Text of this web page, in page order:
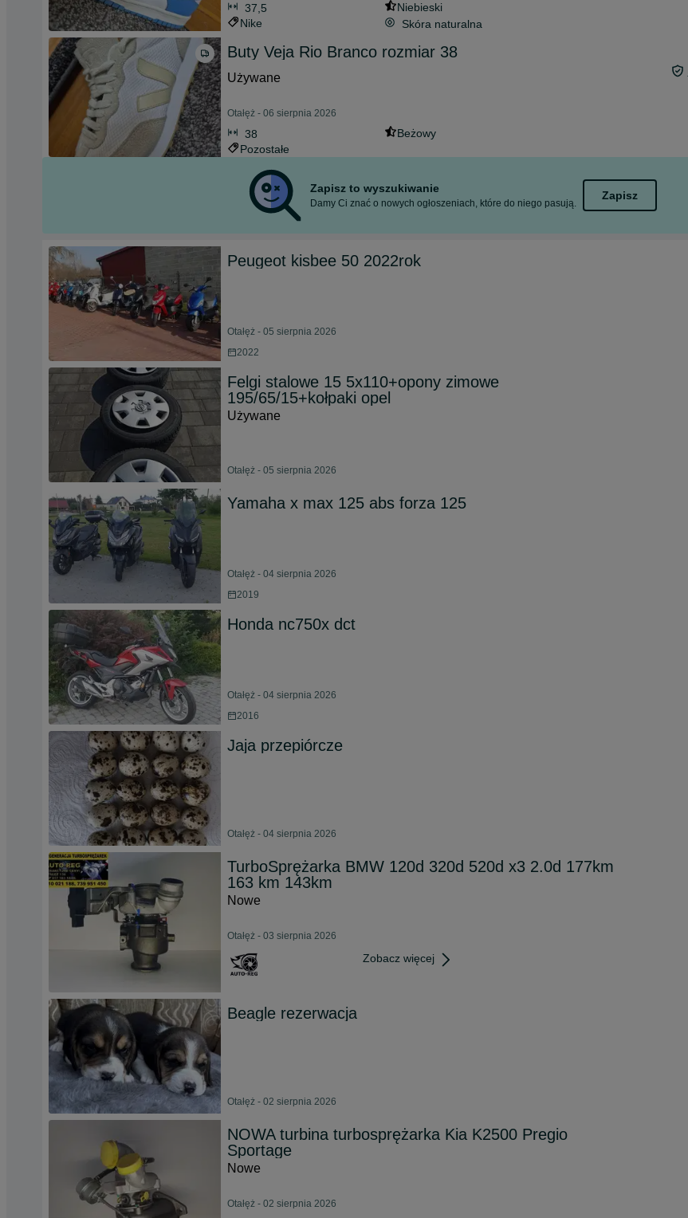
37,5
Niebieski
Nike
Skóra naturalna
Buty Veja Rio Branco rozmiar 38
Używane
Otałęż - 06 sierpnia 2026
38
Beżowy
Pozostałe
Zapisz to wyszukiwanie
Damy Ci znać o nowych ogłoszeniach, które do niego pasują.
Zapisz
Peugeot kisbee 50 2022rok
Otałęż - 05 sierpnia 2026
2022
Felgi stalowe 15 5x110+opony zimowe
195/65/15+kołpaki opel
Używane
Otałęż - 05 sierpnia 2026
Yamaha x max 125 abs forza 125
Otałęż - 04 sierpnia 2026
2019
Honda nc750x dct
Otałęż - 04 sierpnia 2026
2016
Jaja przepiórcze
Otałęż - 04 sierpnia 2026
TurboSprężarka BMW 120d 320d 520d x3 2.0d 177km
163 km 143km
Nowe
Otałęż - 03 sierpnia 2026
Zobacz więcej
Beagle rezerwacja
Otałęż - 02 sierpnia 2026
NOWA turbina turbosprężarka Kia K2500 Pregio
Sportage
Nowe
Otałęż - 02 sierpnia 2026